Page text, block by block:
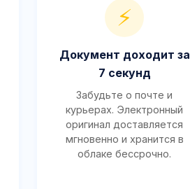
⚡
Документ доходит за
7 секунд
Забудьте о почте и
курьерах. Электронный
оригинал доставляется
мгновенно и хранится в
облаке бессрочно.